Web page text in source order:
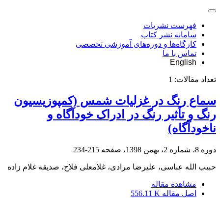
فهرست نشریات
سامانه نشر کتاب
کارگاه‌ها و دوره‌های آموزشی تخصصی
تماس با ما
English
تعداد مقالات: 1
سماع رنگ در غزلیات شمس (کمپوزیسیون
رنگ و تأثیر رنگ در ادراک خودآگاه و
ناخودآگاه)
دوره 8، شماره 2، بهمن 1398، صفحه 215-234
حبیب الله عباسی، علیرضا مرادی، غلامعلی فلاح، صدیقه غلام زاده
مشاهده مقاله
اصل مقاله 556.11 K